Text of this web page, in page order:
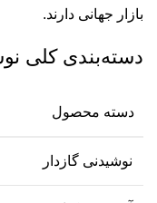
بازار جهانی دارند.
دسته‌بندی کلی
دسته محصول
نوشیدنی گازدار